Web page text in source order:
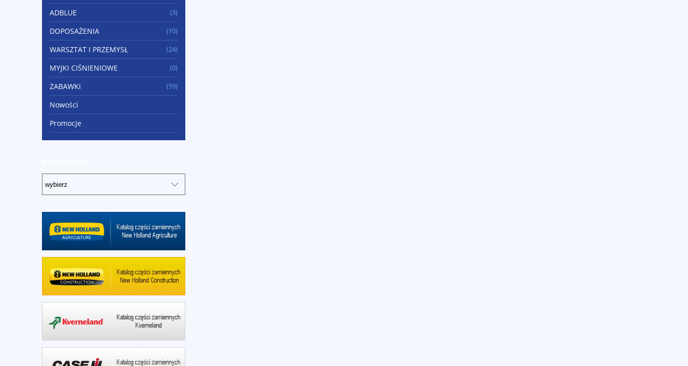
ADBLUE (3)
DOPOSAŻENIA (10)
WARSZTAT I PRZEMYSŁ (24)
MYJKI CIŚNIENIOWE (0)
ZABAWKI (59)
Nowości
Promocje